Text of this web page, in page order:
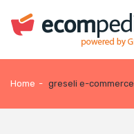
Home - greseli e-commerce